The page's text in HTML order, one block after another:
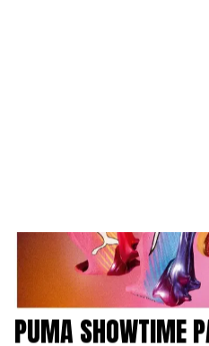
PUMA SHOWTIME